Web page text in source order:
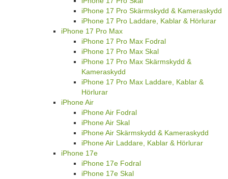
iPhone 17 Pro Skärmskydd & Kameraskydd
iPhone 17 Pro Laddare, Kablar & Hörlurar
iPhone 17 Pro Max
iPhone 17 Pro Max Fodral
iPhone 17 Pro Max Skal
iPhone 17 Pro Max Skärmskydd &
Kameraskydd
iPhone 17 Pro Max Laddare, Kablar &
Hörlurar
iPhone Air
iPhone Air Fodral
iPhone Air Skal
iPhone Air Skärmskydd & Kameraskydd
iPhone Air Laddare, Kablar & Hörlurar
iPhone 17e
iPhone 17e Fodral
iPhone 17e Skal